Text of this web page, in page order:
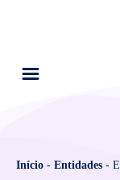
Início - Entidades -